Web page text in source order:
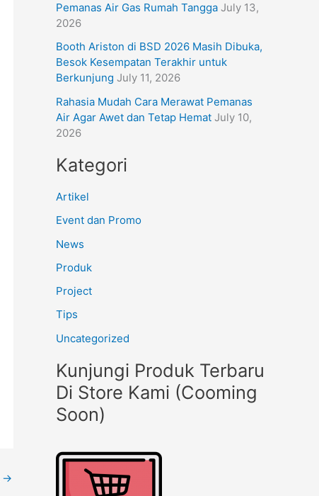
→
Pemanas Air Gas Rumah Tangga July 13,
2026
Booth Ariston di BSD 2026 Masih Dibuka,
Besok Kesempatan Terakhir untuk
Berkunjung July 11, 2026
Rahasia Mudah Cara Merawat Pemanas
Air Agar Awet dan Tetap Hemat July 10,
2026
Kategori
Artikel
Event dan Promo
News
Produk
Project
Tips
Uncategorized
Kunjungi Produk Terbaru
Di Store Kami (Cooming
Soon)